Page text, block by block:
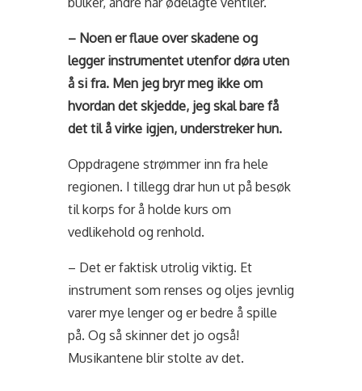
– Noen er flaue over skadene og
legger instrumentet utenfor døra uten
å si fra. Men jeg bryr meg ikke om
hvordan det skjedde, jeg skal bare få
det til å virke igjen, understreker hun.
Oppdragene strømmer inn fra hele
regionen. I tillegg drar hun ut på besøk
til korps for å holde kurs om
vedlikehold og renhold.
– Det er faktisk utrolig viktig. Et
instrument som renses og oljes jevnlig
varer mye lenger og er bedre å spille
på. Og så skinner det jo også!
Musikantene blir stolte av det.